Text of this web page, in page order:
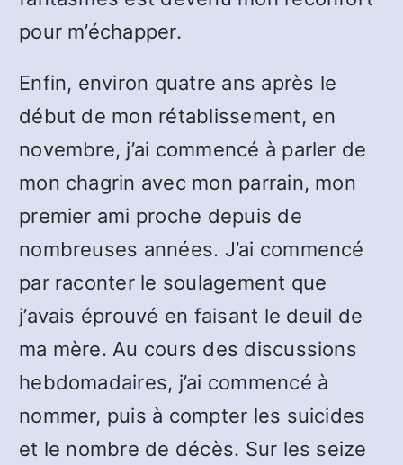
pour m’échapper.
Enfin, environ quatre ans après le
début de mon rétablissement, en
novembre, j’ai commencé à parler de
mon chagrin avec mon parrain, mon
premier ami proche depuis de
nombreuses années. J’ai commencé
par raconter le soulagement que
j’avais éprouvé en faisant le deuil de
ma mère. Au cours des discussions
hebdomadaires, j’ai commencé à
nommer, puis à compter les suicides
et le nombre de décès. Sur les seize